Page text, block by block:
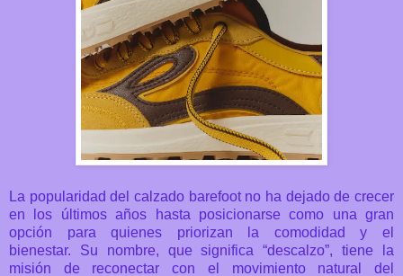
La popularidad del calzado barefootno ha dejado de crecer
en los últimos años hasta posicionarse como una gran
opción para quienes priorizan la comodidad y el
bienestar. Su nombre, que significa “descalzo”, tiene la
misión de reconectar con el movimiento natural del